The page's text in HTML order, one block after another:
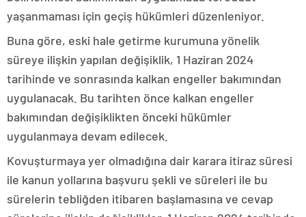
yaşanmaması için geçiş hükümleri düzenleniyor.
Buna göre, eski hale getirme kurumuna yönelik
süreye ilişkin yapılan değişiklik, 1 Haziran 2024
tarihinde ve sonrasında kalkan engeller bakımından
uygulanacak. Bu tarihten önce kalkan engeller
bakımından değişiklikten önceki hükümler
uygulanmaya devam edilecek.
Kovuşturmaya yer olmadığına dair karara itiraz süresi
ile kanun yollarına başvuru şekli ve süreleri ile bu
sürelerin tebliğden itibaren başlamasına ve cevap